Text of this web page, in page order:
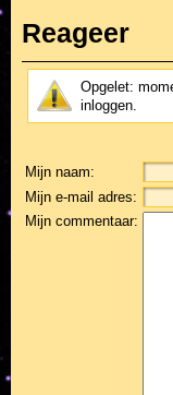
Reageer
Opgelet:
inloggen.
Mijn naam:
Mijn e-mail adres:
Mijn commentaar: